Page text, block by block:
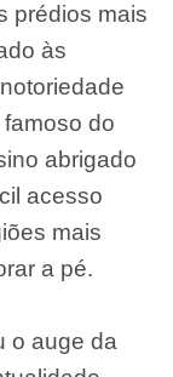
prédios mais
às
do
abrigado
acesso
mais
a pé.
o auge da